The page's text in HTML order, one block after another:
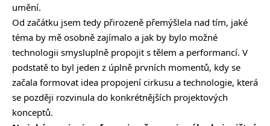
umění.
Od začátku jsem tedy přirozeně přemýšlela nad tím, jaké
téma by mě osobně zajímalo a jak by bylo možné
technologii smysluplně propojit s tělem a performancí. V
podstatě to byl jeden z úplně prvních momentů, kdy se
začala formovat idea propojení cirkusu a technologie, která
se později rozvinula do konkrétnějších projektových
konceptů.